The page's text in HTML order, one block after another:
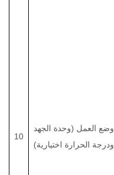
10
وضع العمل (وحدة الجهد
ودرجة الحرارة اختيارية)